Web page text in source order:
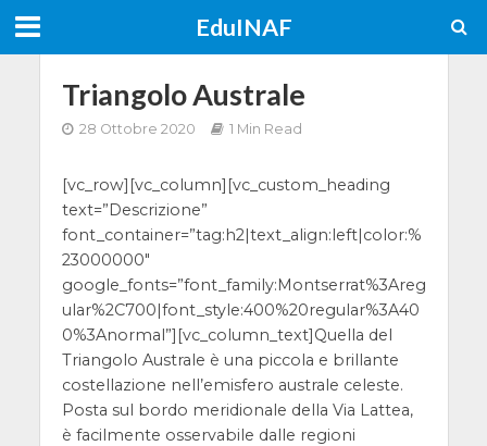
EduINAF
Triangolo Australe
28 Ottobre 2020 1 Min Read
[vc_row][vc_column][vc_custom_heading
text=”Descrizione”
font_container=”tag:h2|text_align:left|color:%
23000000″
google_fonts=”font_family:Montserrat%3Areg
ular%2C700|font_style:400%20regular%3A40
0%3Anormal”][vc_column_text]Quella del
Triangolo Australe è una piccola e brillante
costellazione nell’emisfero australe celeste.
Posta sul bordo meridionale della Via Lattea,
è facilmente osservabile dalle regioni